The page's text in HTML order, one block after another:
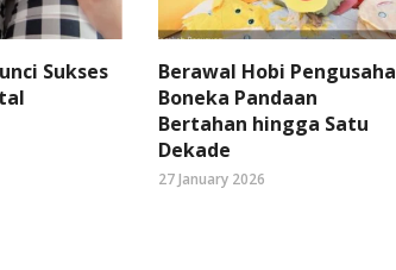
Sukses
Berawal Hobi Pengusaha
Boneka Pandaan
Bertahan hingga Satu
Dekade
27 January 2026